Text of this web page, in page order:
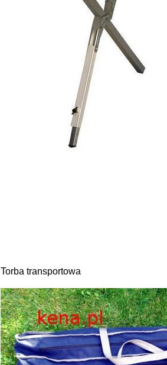
Torba transportowa